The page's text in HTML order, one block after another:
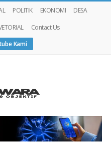
POLITIK EKONOMI
DESA
Contact Us
Kami